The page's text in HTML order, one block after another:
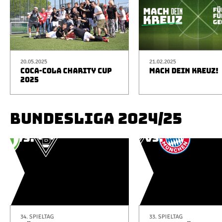
20.05.2025
COCA-COLA CHARITY CUP
2025
21.02.2025
MACH DEIN KREUZ!
BUNDESLIGA 2024/25
34. SPIELTAG 33. SPIELTAG